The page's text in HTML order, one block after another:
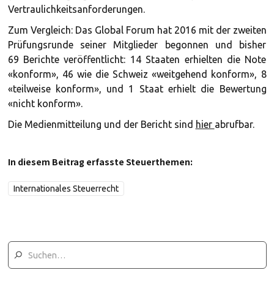
Vertraulichkeitsanforderungen.
Zum Vergleich: Das Global Forum hat 2016 mit der zweiten
Prüfungsrunde seiner Mitglieder begonnen und bisher
69 Berichte veröffentlicht: 14 Staaten erhielten die Note
«konform», 46 wie die Schweiz «weitgehend konform», 8
«teilweise konform», und 1 Staat erhielt die Bewertung
«nicht konform».
Die Medienmitteilung und der Bericht sind hier abrufbar.
In diesem Beitrag erfasste Steuerthemen:
Internationales Steuerrecht